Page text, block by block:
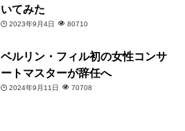
いてみた
2023年9月4日 80710
ベルリン・フィル初の女性コンサ
ートマスターが辞任へ
2024年9月11日 70708